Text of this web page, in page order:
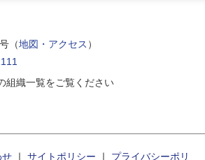
（地図・アクセス ）
組織一覧をご覧ください
せ ｜ サイトポリシー ｜ プライバシーポリ